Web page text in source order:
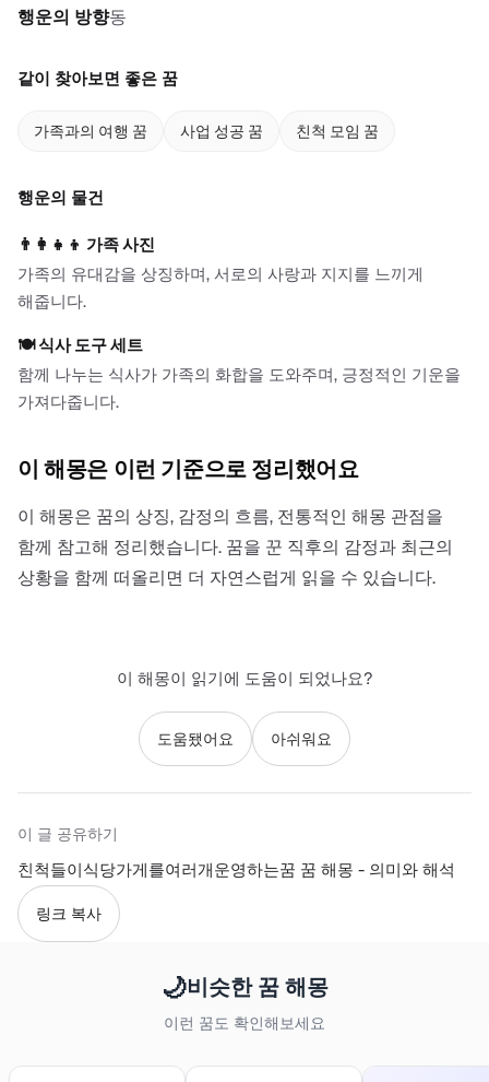
행운의 방향동
같이 찾아보면 좋은 꿈
가족과의 여행 꿈 사업 성공 꿈 친척 모임 꿈
행운의 물건
👨‍👩‍👧‍👦 가족 사진
가족의 유대감을 상징하며, 서로의 사랑과 지지를 느끼게
해줍니다.
🍽️식사 도구 세트
함께 나누는 식사가 가족의 화합을 도와주며, 긍정적인 기운을
가져다줍니다.
이 해몽은 이런 기준으로 정리했어요
이 해몽은 꿈의 상징, 감정의 흐름, 전통적인 해몽 관점을
함께 참고해 정리했습니다. 꿈을 꾼 직후의 감정과 최근의
상황을 함께 떠올리면 더 자연스럽게 읽을 수 있습니다.
이 해몽이 읽기에 도움이 되었나요?
도움됐어요 아쉬워요
이 글 공유하기
친척들이식당가게를여러개운영하는꿈 꿈 해몽 - 의미와 해석
링크 복사
🌙비슷한 꿈 해몽
이런 꿈도 확인해보세요